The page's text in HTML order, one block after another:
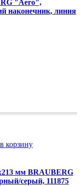
"Aero",
наконечник, линия
корзину
мм BRAUBERG
серый, 111875